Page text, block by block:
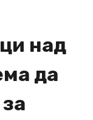
над
да